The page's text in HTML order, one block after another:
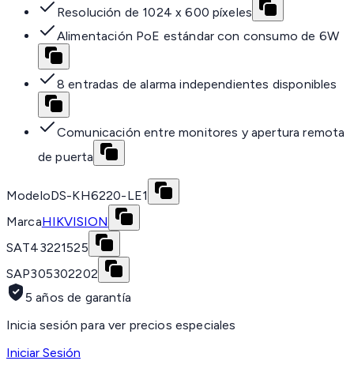
Resolución de 1024 x 600 píxeles
Alimentación PoE estándar con consumo de 6W
8 entradas de alarma independientes disponibles
Comunicación entre monitores y apertura remota
de puerta
ModeloDS-KH6220-LE1
MarcaHIKVISION
SAT43221525
SAP305302202
5 años de garantía
Inicia sesión para ver precios especiales
Iniciar Sesión